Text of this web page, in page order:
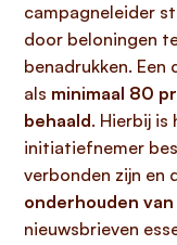
campagneleider
door beloningen
benadrukken.
als minimaal 80
behaald. Hierbij is
initiatiefnemer
verbonden zijn en
onderhouden
nieuwsbrieven